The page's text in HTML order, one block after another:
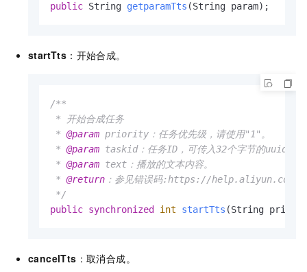
public String getparamTts (String param) ;
startTts ：开始合成。
/**
* 开始合成任务
* @param priority：任务优先级，请使用"1"。
* @param taskid：任务ID，可传入32个字节的uuid，或
* @param text：播放的文本内容。
* @return ：参见错误码:https://help.aliyun.com/
*/
public synchronized int startTts (String
cancelTts ：取消合成。